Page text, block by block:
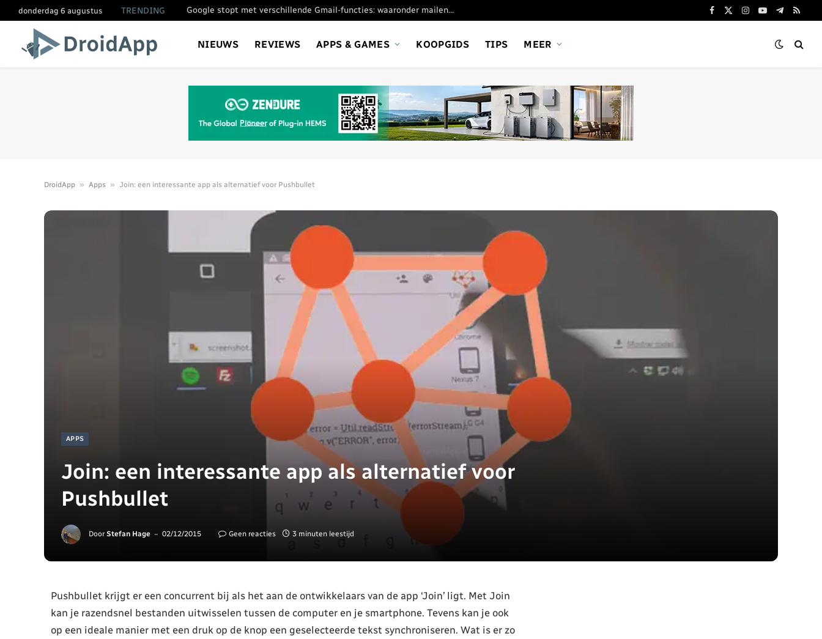
donderdag 6 augustus TRENDING Google stopt met verschillende Gmail-functies: waaronder mailen vanaf andere adresssen
Facebook
X
Instagram
YouTube
Telegram
RSS
NIEUWS REVIEWS APPS & GAMES KOOPGIDS TIPS MEER
DroidApp » Apps » Join: een interessante app als alternatief voor Pushbullet
APPS
Join: een interessante app als alternatief voor
Pushbullet
Door Stefan Hage 02/12/2015 Geen reacties 3 minuten leestijd
Pushbullet krijgt er een concurrent bij als het aan de ontwikkelaars van de app ‘Join’ ligt. Met Join
kan je razendsnel bestanden uitwisselen tussen de computer en je smartphone. Tevens kan je ook
op een ideale manier met een druk op de knop een geselecteerde tekst synchroniseren. Wat is er zo